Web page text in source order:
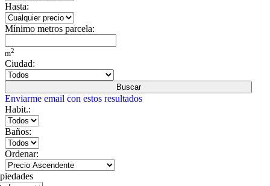
Hasta:
Mínimo metros parcela:
m2
Ciudad:
Buscar
Enviarme email con estos resultados
Habit.:
Baños:
Ordenar: